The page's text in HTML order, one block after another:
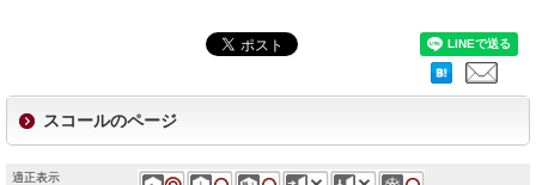
スコールのページ
適正表示